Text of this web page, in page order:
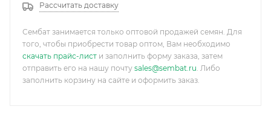
Рассчитать доставку
Сембат занимается только оптовой продажей семян. Для
того, чтобы приобрести товар оптом, Вам необходимо
скачать прайс-лист и заполнить форму заказа, затем
отправить его на нашу почту sales@sembat.ru. Либо
заполнить корзину на сайте и оформить заказ.